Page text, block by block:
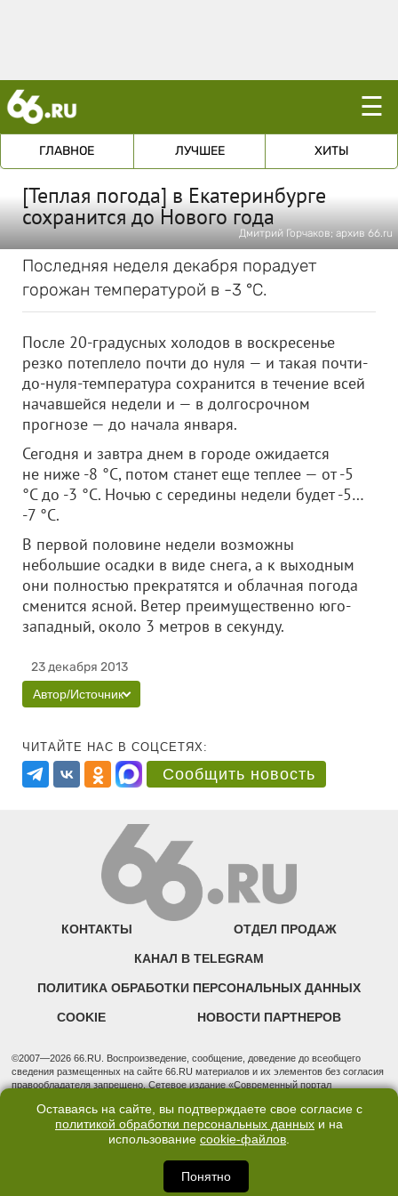
☰
ГЛАВНОЕ ЛУЧШЕЕ ХИТЫ
[Теплая погода] в Екатеринбурге
сохранится до Нового года
Дмитрий Горчаков; архив 66.ru
Последняя неделя декабря порадует
горожан температурой в -3 °С.
После 20-градусных холодов в воскресенье
резко потеплело почти до нуля — и такая почти-
до-нуля-температура сохранится в течение всей
начавшейся недели и — в долгосрочном
прогнозе — до начала января.
Сегодня и завтра днем в городе ожидается
не ниже -8 °С, потом станет еще теплее — от -5
°С до -3 °С. Ночью с середины недели будет -5…
-7 °С.
В первой половине недели возможны
небольшие осадки в виде снега, а к выходным
они полностью прекратятся и облачная погода
сменится ясной. Ветер преимущественно юго-
западный, около 3 метров в секунду.
23 декабря 2013
Автор/Источник
ЧИТАЙТЕ НАС В СОЦСЕТЯХ:
Сообщить новость
КОНТАКТЫ ОТДЕЛ ПРОДАЖ
КАНАЛ В TELEGRAM
ПОЛИТИКА ОБРАБОТКИ ПЕРСОНАЛЬНЫХ ДАННЫХ
COOKIE НОВОСТИ ПАРТНЕРОВ
©2007—2026 66.RU. Воспроизведение, сообщение, доведение до всеобщего
сведения размещенных на сайте 66.RU материалов и их элементов без согласия
правообладателя запрещено. Сетевое издание «Современный портал
надзору в сфере связи, информационных технологий и массовых коммуникаций
(Роскомнадзор). Регистрационный номер ЭЛ № ФС 77 - 76634 от 02.09.2019
Учредитель: Общество с ограниченной ответственностью "66.ру". Юридический
3, оф. 7015 Фактический адрес редакции и отдела продаж: 620014, Свердловская
обл., г. Екатеринбург, ул. Бориса Ельцина, д. 3, оф. 7015, +7 (343) 288-50-66
info@news.66.ru Главный редактор: Шлыков Дмитрий Владимирович
Оставаясь на сайте, вы подтверждаете свое согласие с
политикой обработки персональных данных и на
использование cookie-файлов.
Понятно